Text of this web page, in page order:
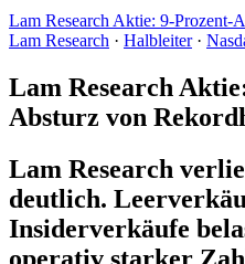
Lam Research Aktie: 9-
Lam Research · Halbleiter ·
Lam Research
Absturz von
Lam Research
deutlich.
Insiderverkäufe